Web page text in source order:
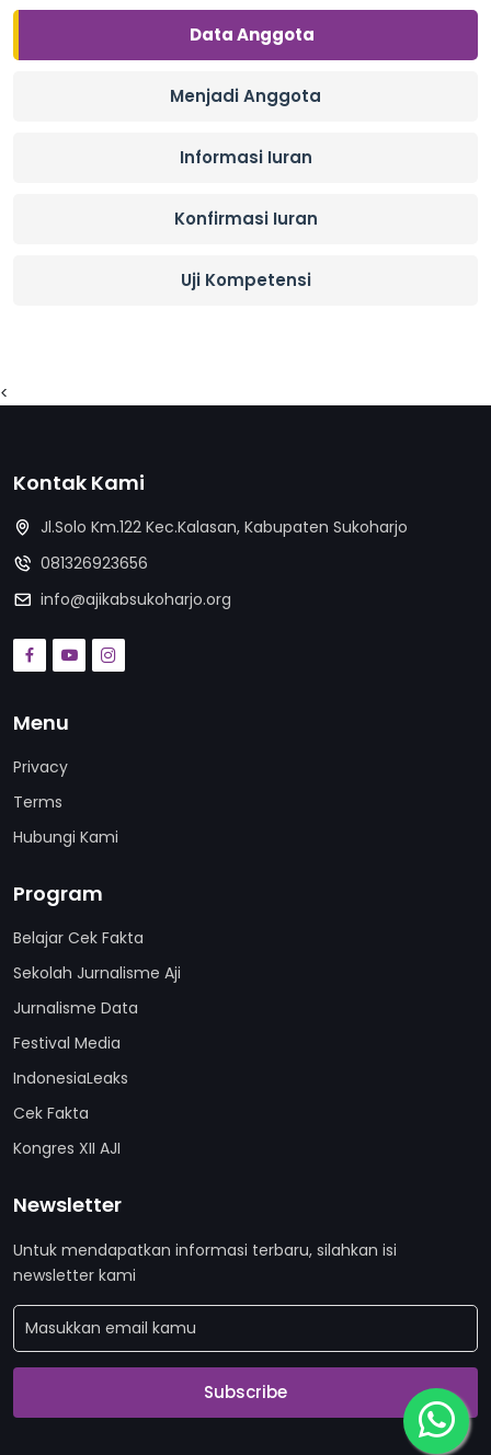
Data Anggota
Menjadi Anggota
Informasi Iuran
Konfirmasi Iuran
Uji Kompetensi
<
Kontak Kami
Jl.Solo Km.122 Kec.Kalasan, Kabupaten Sukoharjo
081326923656
info@ajikabsukoharjo.org
Menu
Privacy
Terms
Hubungi Kami
Program
Belajar Cek Fakta
Sekolah Jurnalisme Aji
Jurnalisme Data
Festival Media
IndonesiaLeaks
Cek Fakta
Kongres XII AJI
Newsletter
Untuk mendapatkan informasi terbaru, silahkan isi
newsletter kami
Subscribe